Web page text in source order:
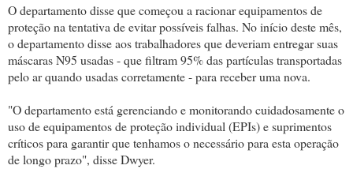
O departamento disse que começou a racionar equipamentos de
proteção na tentativa de evitar possíveis falhas. No início deste mês,
o departamento disse aos trabalhadores que deveriam entregar suas
máscaras N95 usadas - que filtram 95% das partículas transportadas
pelo ar quando usadas corretamente - para receber uma nova.
"O departamento está gerenciando e monitorando cuidadosamente o
uso de equipamentos de proteção individual (EPIs) e suprimentos
críticos para garantir que tenhamos o necessário para esta operação
de longo prazo", disse Dwyer.